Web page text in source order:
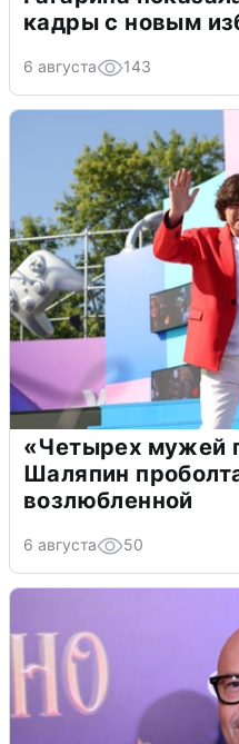
кадры с новым
6 августа 143
«Четырех мужей
Шаляпин
возлюбленной
6 августа 50